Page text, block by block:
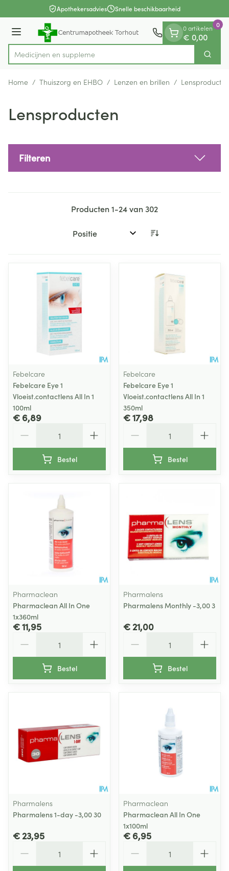
Ga naar de inhoudApothekersadvies Snelle beschikbaarheid
Menu
Product, merk, categorie...
Med Zoek
0 artikelen
€ 0,00
0
Home / Thuiszorg en EHBO / Lenzen en brillen / Lensproducten
Lensproducten
Filteren
Producten1-24van302
Sorteer op:
Febelcare
Febelcare Eye 1
Vloeist.contactlens All In 1
100ml
€ 6,89
Bestel
Febelcare
Febelcare Eye 1
Vloeist.contactlens All In 1
350ml
€ 17,98
Bestel
Pharmaclean
Pharmaclean All In One
1x360ml
€ 11,95
Bestel
Pharmalens
Pharmalens Monthly -3,00 3
€ 21,00
Bestel
Pharmalens
Pharmalens 1-day -3,00 30
€ 23,95
Pharmaclean
Pharmaclean All In One
1x100ml
€ 6,95